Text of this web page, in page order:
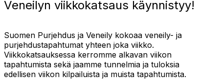
Veneilyn viikkokatsaus käynnistyy!
Suomen Purjehdus ja Veneily kokoaa veneily- ja
purjehdustapahtumat yhteen joka viikko.
Viikkokatsauksessa kerromme alkavan viikon
tapahtumista sekä jaamme tunnelmia ja tuloksia
edellisen viikon kilpailuista ja muista tapahtumista.